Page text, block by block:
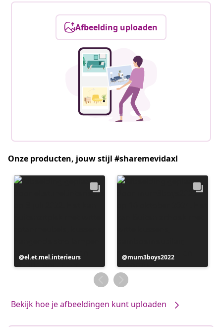
Afbeelding uploaden
Onze producten, jouw stijl #sharemevidaxl
Bericht
gepubliceerd
el.et.mel.interieurs
Bericht
gepubliceerd
door
mum3boys2022
Bekijk hoe je afbeeldingen kunt uploaden